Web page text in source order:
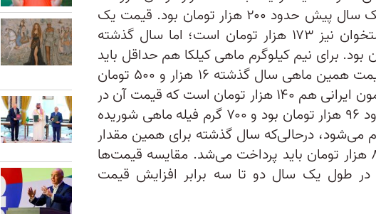
می‌شود، درحالی‌که قیمت آن یک سال پیش حدود ۲۰۰ هزار تومان بود. قیمت یک
کیلوگرم ماهی قزل‌آلا بدون استخوان نیز ۱۷۳ هزار تومان است؛ اما سال گذشته
۵۷ هزار تومان بود. برای نیم کیلوگرم ماهی کیلکا هم حداقل باید
۵۲ هزار تومان پرداخت کرد؛ قیمت همین ماهی سال گذشته ۱۶ هزار و ۵۰۰ تومان
بود. نیم کیلوگرم فیله قزل سالمون ایرانی هم ۱۴۰ هزار تومان است که قیمت آن در
زمان مشابه در سال گذشته حدود ۹۶ هزار تومان بود و ۷۰۰ گرم فیله ماهی شوریده
تمام می‌شود، درحالی‌که سال گذشته برای همین مقدار
ماهی شوریده جنوب، حدود ۸۰ هزار تومان باید پرداخت می‌شد. مقایسه قیمت‌ها
طول یک سال دو تا سه برابر افزایش قیمت